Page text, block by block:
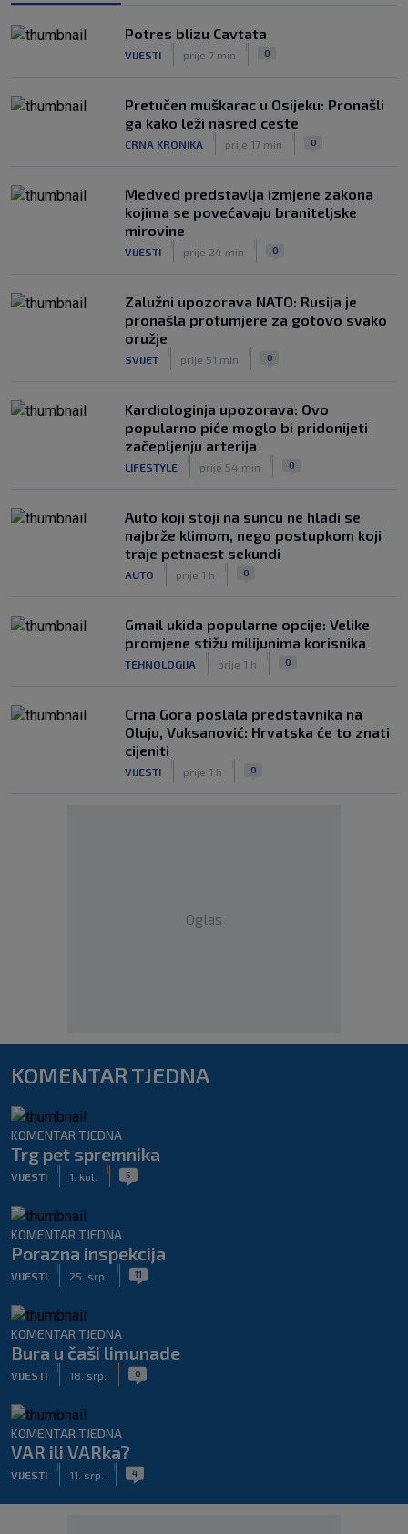
Rapsodija Hajduka u Litvi, playoff KL
praktički je osiguran! Majstorije Šege i
Pajazitija
Potres blizu Cavtata
VIJESTI prije 7 min 0
Pretučen muškarac u Osijeku: Pronašli
ga kako leži nasred ceste
CRNA KRONIKA prije 17 min 0
Medved predstavlja izmjene zakona
kojima se povećavaju braniteljske
mirovine
VIJESTI prije 24 min 0
Zalužni upozorava NATO: Rusija je
pronašla protumjere za gotovo svako
oružje
SVIJET prije 51 min 0
Kardiologinja upozorava: Ovo
popularno piće moglo bi pridonijeti
začepljenju arterija
LIFESTYLE prije 54 min 0
Auto koji stoji na suncu ne hladi se
najbrže klimom, nego postupkom koji
traje petnaest sekundi
AUTO prije 1 h 0
Gmail ukida popularne opcije: Velike
promjene stižu milijunima korisnika
TEHNOLOGIJA prije 1 h 0
Crna Gora poslala predstavnika na
Oluju, Vuksanović: Hrvatska će to znati
cijeniti
VIJESTI prije 1 h 0
Oglas
KOMENTAR TJEDNA
KOMENTAR TJEDNA
Trg pet spremnika
VIJESTI 1. kol. 5
KOMENTAR TJEDNA
Porazna inspekcija
VIJESTI 25. srp. 11
KOMENTAR TJEDNA
Bura u čaši limunade
VIJESTI 18. srp. 0
KOMENTAR TJEDNA
VAR ili VARka?
VIJESTI 11. srp. 4